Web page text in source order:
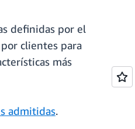
definidas por el
clientes para
más
admitidas.